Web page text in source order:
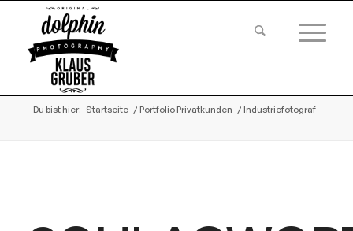
Du bist hier: Startseite / Portfolio Privatkunden / Industriefotograf